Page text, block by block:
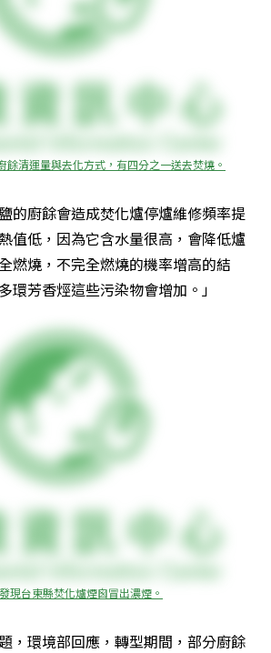
餘清運量與去化方式，有四分之一送去焚燒。
的廚餘會造成焚化爐停爐維修頻率提
值低，因為它含水量很高，會降低爐
燃燒，不完全燃燒的機率增高的結
環芳香烴這些污染物會增加。」
現台東縣焚化爐煙囪冒出濃煙。
，環境部回應，轉型期間，部分廚餘